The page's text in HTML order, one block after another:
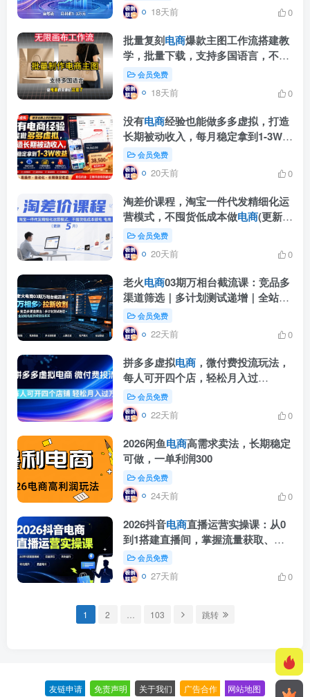
18天前 0
批量复刻电商爆款主图工作流搭建教
学，批量下载，支持多国语言，不管
是国内电商还是跨境店群都能用
会员免费
18天前 0
没有电商经验也能做多多虚拟，打造
长期被动收入，每月稳定拿到1-3W收
益【揭秘】
会员免费
20天前 0
淘差价课程，淘宝一件代发精细化运
营模式，不囤货低成本做电商(更新
26年7月)
会员免费
20天前 0
老火电商03期万相台截流课：竞品多
渠道筛选｜多计划测试递增｜全站联
动拉新收割全套实操教学
会员免费
22天前 0
拼多多虚拟电商 ，微付费投流玩法，
每人可开四个店，轻松月入过
1W【揭秘】
会员免费
22天前 0
2026闲鱼电商高需求卖法，长期稳定
可做，一单利润300
会员免费
24天前 0
2026抖音电商直播运营实操课：从0
到1搭建直播间，掌握流量获取、千
川投放、转化提升与复盘增长
会员免费
27天前 0
1 2 103 跳转
友链申请 免责声明 关于我们 广告合作 网站地图